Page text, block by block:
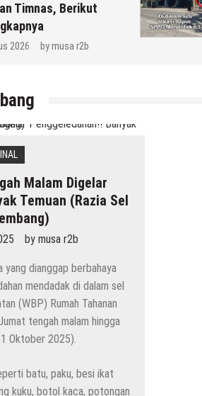
Timnas, Berikut
2026 bymusa r2b
Malam Digelar
Temuan (Razia Sel
by musa r2b
yang dianggap berbahaya
mendadak di dalam sel
(WBP) Rumah Tahanan
tengah malam hingga
Oktober 2025).
batu, paku, besi ikat
kuku, botol kaca, potongan